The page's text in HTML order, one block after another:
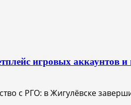
игровых аккаунтов